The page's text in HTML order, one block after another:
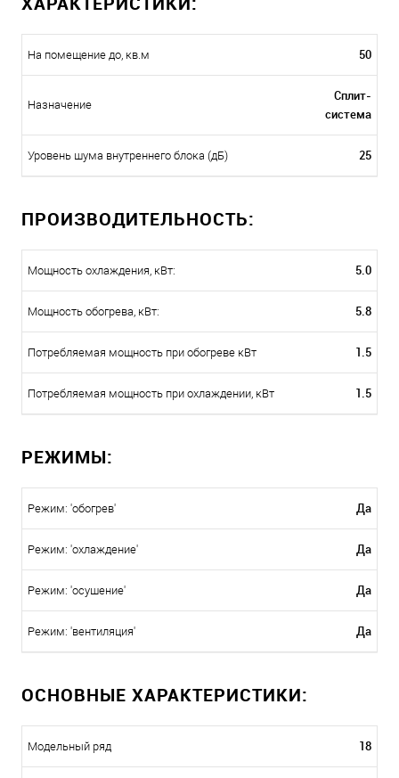
На помещение до, кв.м 50
Назначение
Сплит-
система
Уровень шума внутреннего блока (дБ) 25
ПРОИЗВОДИТЕЛЬНОСТЬ:
Мощность охлаждения, кВт: 5.0
Мощность обогрева, кВт: 5.8
Потребляемая мощность при обогреве кВт 1.5
Потребляемая мощность при охлаждении, кВт 1.5
РЕЖИМЫ:
Режим: 'обогрев' Да
Режим: 'охлаждение' Да
Режим: 'осушение' Да
Режим: 'вентиляция' Да
ОСНОВНЫЕ ХАРАКТЕРИСТИКИ:
Модельный ряд 18